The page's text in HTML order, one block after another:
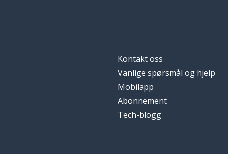
Kontakt oss
Vanlige spørsmål og hjelp
Mobilapp
Abonnement
Tech-blogg